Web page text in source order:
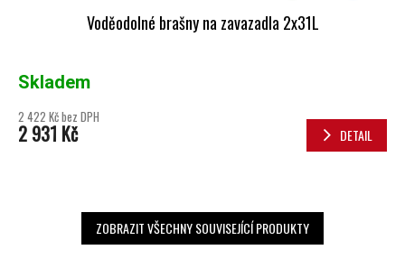
Voděodolné brašny na zavazadla 2x31L
Skladem
2 422 Kč bez DPH
2 931 Kč DETAIL
ZOBRAZIT VŠECHNY SOUVISEJÍCÍ PRODUKTY